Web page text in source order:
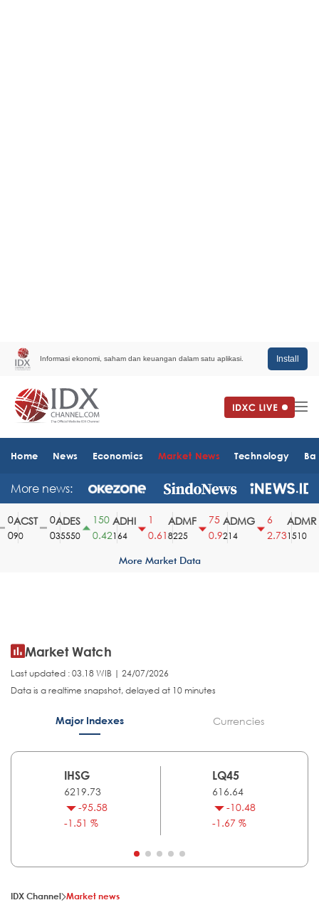
Informasi ekonomi, saham dan keuangan dalam satu aplikasi. Install
Home News Economics Market News Technology
More news:
ACST
90
ADES
35550
150
0.42
ADHI
164
0.61
ADMF
8225
75
0.9
ADMG
214
2.73
ADMR
1510
More Market Data
Market Watch
Last updated : 03.18 WIB | 24/07/2026
Data is a realtime snapshot, delayed at 10 minutes
Major Indexes Currencies
IHSG
6219.73
-95.58
-1.51 %
LQ45
616.64
-10.48
-1.67 %
IDX Channel Market news